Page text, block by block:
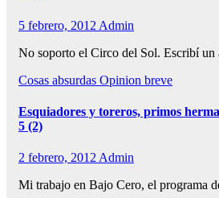
5 febrero, 2012 Admin
No soporto el Circo del Sol. Escribí un
Cosas absurdas Opinion breve
Esquiadores y toreros, primos
5 (2)
2 febrero, 2012 Admin
Mi trabajo en Bajo Cero, el programa